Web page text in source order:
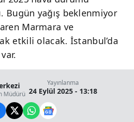
Bugün yağış beklenmiyor
Marmara ve
etkili olacak. İstanbul’da
Müdürü
Yayınlanma
24 Eylül 2025 - 13:18